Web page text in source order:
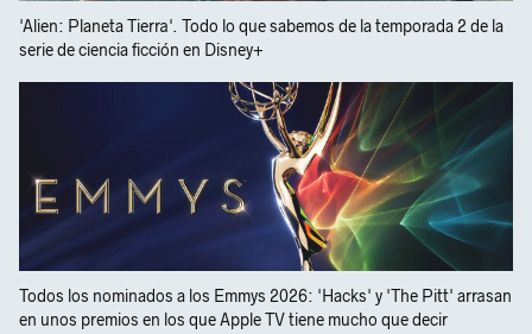
'Alien: Planeta Tierra'. Todo lo que sabemos de la temporada 2 de la
serie de ciencia ficción en Disney+
Todos los nominados a los Emmys 2026: 'Hacks' y 'The Pitt' arrasan
en unos premios en los que Apple TV tiene mucho que decir